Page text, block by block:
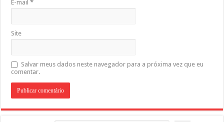
E-mail*
Site
Salvar meus dados neste navegador para a próxima vez que eu
comentar.